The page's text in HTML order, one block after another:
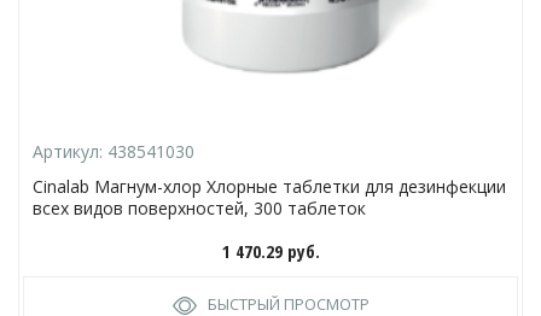
Артикул: 438541030
Cinalab Магнум-хлор Хлорные таблетки для дезинфекции
всех видов поверхностей, 300 таблеток
1 470.29 руб.
БЫСТРЫЙ ПРОСМОТР